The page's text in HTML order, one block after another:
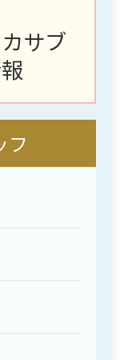
サブ
フ